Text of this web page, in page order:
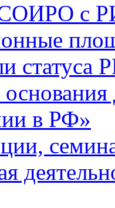
СОИРО с
статуса
в РФ»